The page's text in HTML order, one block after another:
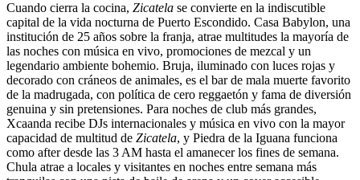
Cuando cierra la cocina, Zicatela se convierte en la indiscutible
capital de la vida nocturna de Puerto Escondido. Casa Babylon, una
institución de 25 años sobre la franja, atrae multitudes la mayoría de
las noches con música en vivo, promociones de mezcal y un
legendario ambiente bohemio. Bruja, iluminado con luces rojas y
decorado con cráneos de animales, es el bar de mala muerte favorito
de la madrugada, con política de cero reggaetón y fama de diversión
genuina y sin pretensiones. Para noches de club más grandes,
Xcaanda recibe DJs internacionales y música en vivo con la mayor
capacidad de multitud de Zicatela, y Piedra de la Iguana funciona
como after desde las 3 AM hasta el amanecer los fines de semana.
Chula atrae a locales y visitantes en noches entre semana más